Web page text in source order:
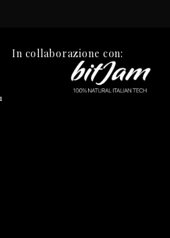
In collaborazione con: